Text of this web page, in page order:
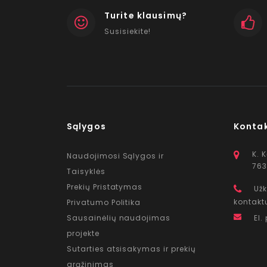
Turite klausimų?
Susisiekite!
Sąlygos
Naudojimosi Sąlygos ir
Taisyklės
Prekių Pristatymas
Privatumo Politika
Sausainėlių naudojimas
projekte
Sutarties atsisakymas ir prekių
grąžinimas
K.
El.